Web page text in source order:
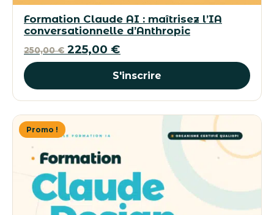
Formation Claude AI : maîtrisez l’IA
conversationnelle d’Anthropic
250,00€ Le
prix
était :
250,00 €.
225,00 €
prix
est :
225,00 €.
S'inscrire
Promo !